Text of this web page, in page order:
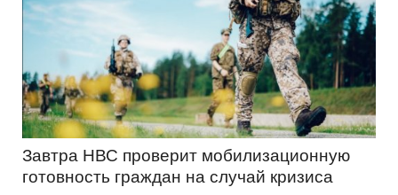
Завтра НВС проверит мобилизационную
готовность граждан на случай кризиса